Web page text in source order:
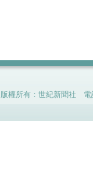
版權所有：世紀新聞社 電